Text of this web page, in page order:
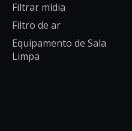
Filtrar mídia
Filtro de ar
Equipamento de Sala
Limpa